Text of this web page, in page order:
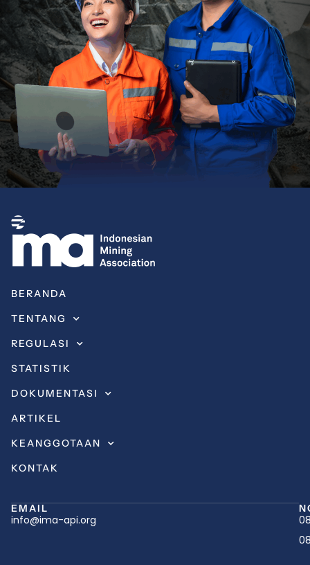
BERANDA
TENTANG
REGULASI
STATISTIK
DOKUMENTASI
ARTIKEL
KEANGGOTAAN
KONTAK
EMAIL
info@ima-api.org